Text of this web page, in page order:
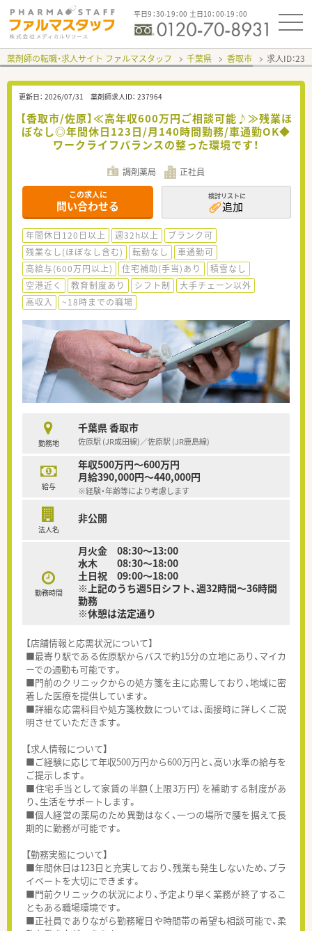
平日9：30-19：00 土日10：00-19：00
薬剤師の転職・求人サイト ファルマスタッフ 千葉県 香取市 求人ID：
更新日： 2026/07/31 薬剤師求人ID： 237964
【香取市/佐原】≪高年収600万円ご相談可能♪≫残業ほ
ぼなし◎年間休日123日/月140時間勤務/車通勤OK◆
ワークライフバランスの整った環境です！
調剤薬局 正社員
この求人に
問い合わせる
検討リストに
追加
年間休日120日以上 週32h以上
ブランク可
残業なし(ほぼなし含む)
転勤なし
車通勤可
高給与(600万円以上)
住宅補助(手当)あり
積雪なし
空港近く
教育制度あり シフト制
大手チェーン以外
高収入
~18時までの職場
勤務地
千葉県 香取市
佐原駅 (JR成田線)／佐原駅 (JR鹿島線)
給与
年収500万円～600万円
月給390,000円～440,000円
※経験・年齢等により考慮します
法人名
非公開
勤務時間
月火金 08:30～13:00
水木 08:30～18:00
土日祝 09:00～18:00
※上記のうち週5日シフト、週32時間～36時間
勤務
※休憩は法定通り
【店舗情報と応需状況について】
■最寄り駅である佐原駅からバスで約15分の立地にあり、マイカ
ーでの通勤も可能です。
■門前のクリニックからの処方箋を主に応需しており、地域に密
着した医療を提供しています。
■詳細な応需科目や処方箋枚数については、面接時に詳しくご説
明させていただきます。
【求人情報について】
■ご経験に応じて年収500万円から600万円と、高い水準の給与を
ご提示します。
■住宅手当として家賃の半額（上限3万円）を補助する制度があ
り、生活をサポートします。
■個人経営の薬局のため異動はなく、一つの場所で腰を据えて長
期的に勤務が可能です。
【勤務実態について】
■年間休日は123日と充実しており、残業も発生しないため、プラ
イベートを大切にできます。
■門前クリニックの状況により、予定より早く業務が終了するこ
ともある職場環境です。
■正社員でありながら勤務曜日や時間帯の希望も相談可能で、柔